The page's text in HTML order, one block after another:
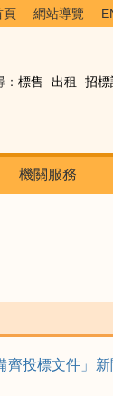
頁 網站導覽
標售 出租 招標
機關服務
投標文件」